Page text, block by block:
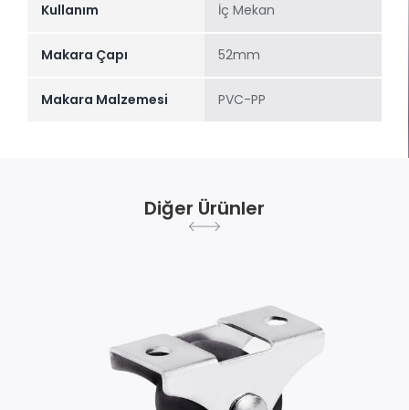
Kullanım İç Mekan
Makara Çapı 52mm
Makara Malzemesi PVC-PP
Diğer Ürünler